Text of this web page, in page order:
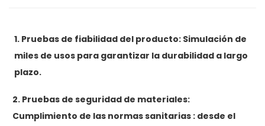
1. Pruebas de fiabilidad del producto: Simulación de
miles de usos para garantizar la durabilidad a largo
plazo.
2. Pruebas de seguridad de materiales:
Cumplimiento de las normas sanitarias : desde el